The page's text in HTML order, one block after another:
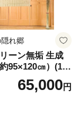
れ郷
ーン無垢 生成
95×120㎝）(14
65,000円